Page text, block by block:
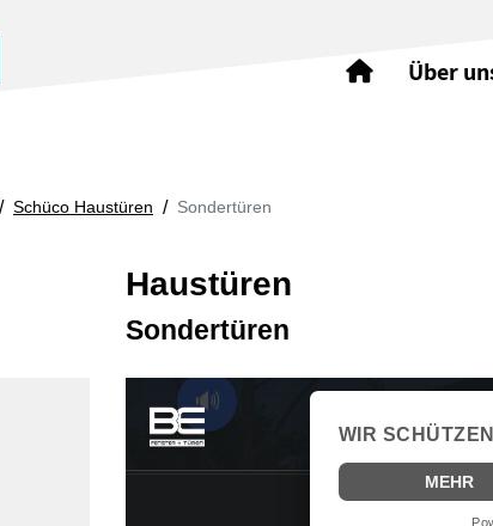
Über
/ Schüco Haustüren / Sondertüren
Haustüren
Sondertüren